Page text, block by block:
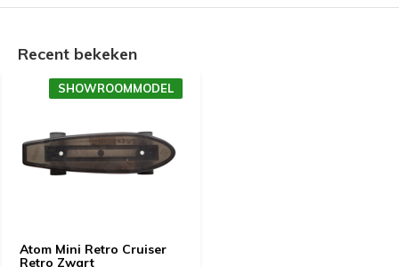
Recent bekeken
Atom Mini Retro Cruiser
Retro Zwart
SHOWROOMMODEL